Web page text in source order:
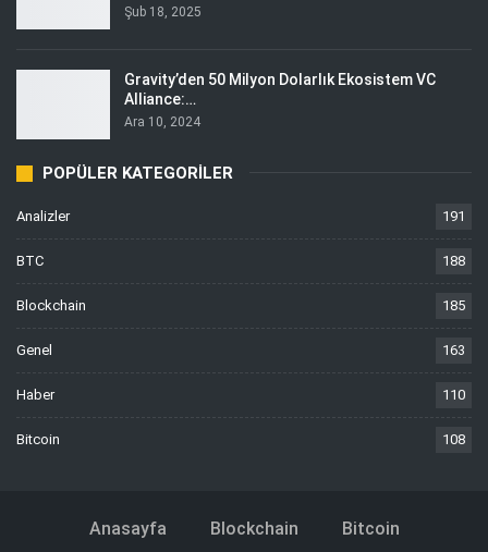
Şub 18, 2025
Gravity’den 50 Milyon Dolarlık Ekosistem VC
Alliance:…
Ara 10, 2024
POPÜLER KATEGORILER
Analizler 191
BTC 188
Blockchain 185
Genel 163
Haber 110
Bitcoin 108
Anasayfa Blockchain Bitcoin